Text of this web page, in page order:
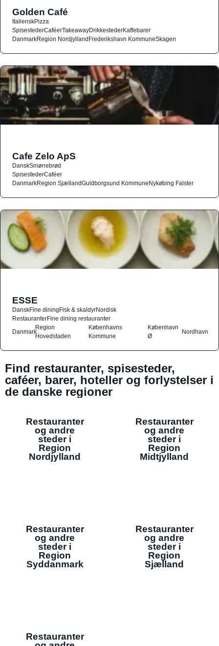
Golden Café
ItalienskPizza
SpisestederCaféerTakeawayDrikkestederKaffebarer
DanmarkRegion NordjyllandFrederikshavn KommuneSkagen
Cafe Zelo ApS
DanskSmørrebrød
SpisestederCaféer
DanmarkRegion SjællandGuldborgsund KommuneNykøbing Falster
ESSE
DanskFine diningFisk & skaldyrNordisk
RestauranterFine dining restauranter
Danmark
Region
Hovedstaden
Københavns
Kommune
København
Ø
Nordhavn
Find restauranter, spisesteder,
caféer, barer, hoteller og forlystelser i
de danske regioner
Restauranter
og andre
steder i
Region
Nordjylland
Restauranter
og andre
steder i
Region
Midtjylland
Restauranter
og andre
steder i
Region
Syddanmark
Restauranter
og andre
steder i
Region
Sjælland
Restauranter